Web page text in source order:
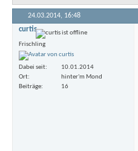
24.03.2014, 16:48
curtis
Frischling
Dabei seit
10.01.2014
Ort
hinter'm Mond
Beiträge
16